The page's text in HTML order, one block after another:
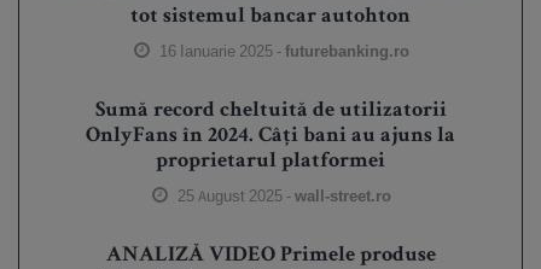
tot sistemul bancar autohton
16 Ianuarie 2025 -futurebanking.ro
Sumă record cheltuită de utilizatorii
OnlyFans în 2024. Câți bani au ajuns la
proprietarul platformei
25 August 2025 -wall-street.ro
ANALIZĂ VIDEO Primele produse